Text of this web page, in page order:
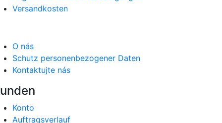
Versandkosten
O nás
Schutz personenbezogener Daten
Kontaktujte nás
Konto
Auftragsverlauf